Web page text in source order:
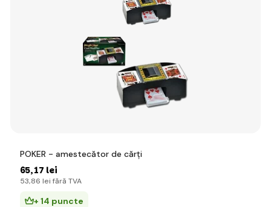
POKER - amestecător de cărți
65,17 lei
53,86 lei fără TVA
+ 14 puncte